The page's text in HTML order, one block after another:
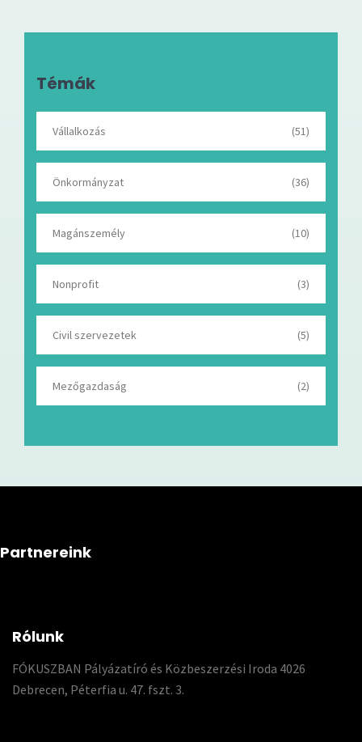
Témák
Vállalkozás (51)
Önkormányzat (36)
Magánszemély (10)
Nonprofit (3)
Civil szervezetek (5)
Mezőgazdaság (2)
Partnereink
Rólunk
FÓKUSZBAN Pályázatíró és Közbeszerzési Iroda 4026
Debrecen, Péterfia u. 47. fszt. 3.